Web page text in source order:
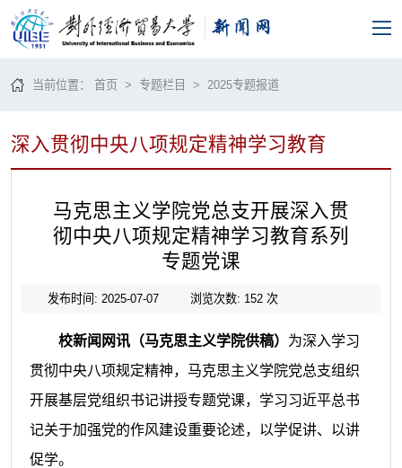
当前位置：首页 >专题栏目 > 2025专题报道
深入贯彻中央八项规定精神学习教育
马克思主义学院党总支开展深入贯
彻中央八项规定精神学习教育系列
专题党课
发布时间: 2025-07-07 浏览次数: 152次
校新闻网讯（马克思主义学院供稿） 为深入学习
贯彻中央八项规定精神，马克思主义学院党总支组织
开展基层党组织书记讲授专题党课，学习习近平总书
记关于加强党的作风建设重要论述，以学促讲、以讲
促学。